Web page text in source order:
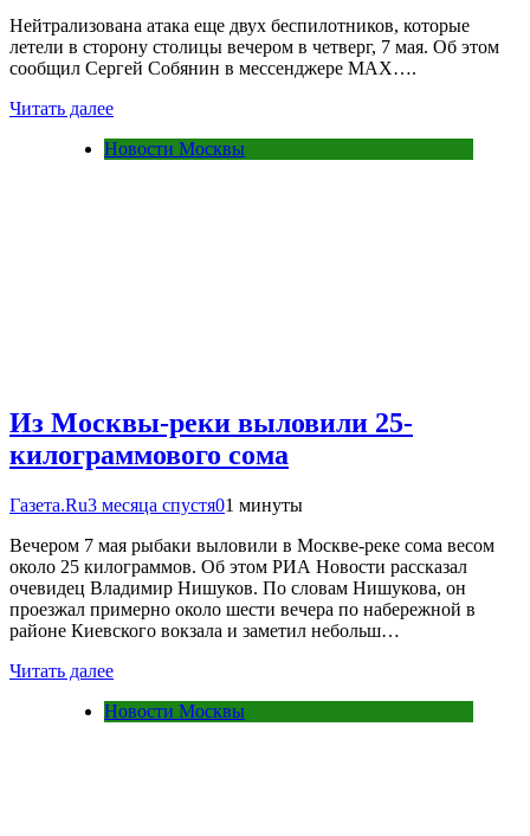
Нейтрализована атака еще двух беспилотников, которые
летели в сторону столицы вечером в четверг, 7 мая. Об этом
сообщил Сергей Собянин в мессенджере MAX….
Читать далее
Новости Москвы
Из Москвы-реки выловили 25-
килограммового сома
Газета.Ru3 месяца спустя01 минуты
Вечером 7 мая рыбаки выловили в Москве-реке сома весом
около 25 килограммов. Об этом РИА Новости рассказал
очевидец Владимир Нишуков. По словам Нишукова, он
проезжал примерно около шести вечера по набережной в
районе Киевского вокзала и заметил небольш…
Читать далее
Новости Москвы